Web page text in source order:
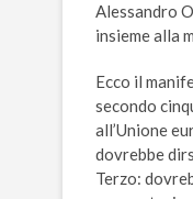
Alessandro
insieme alla
Ecco il
secondo
all’Unione
dovrebbe
Terzo: